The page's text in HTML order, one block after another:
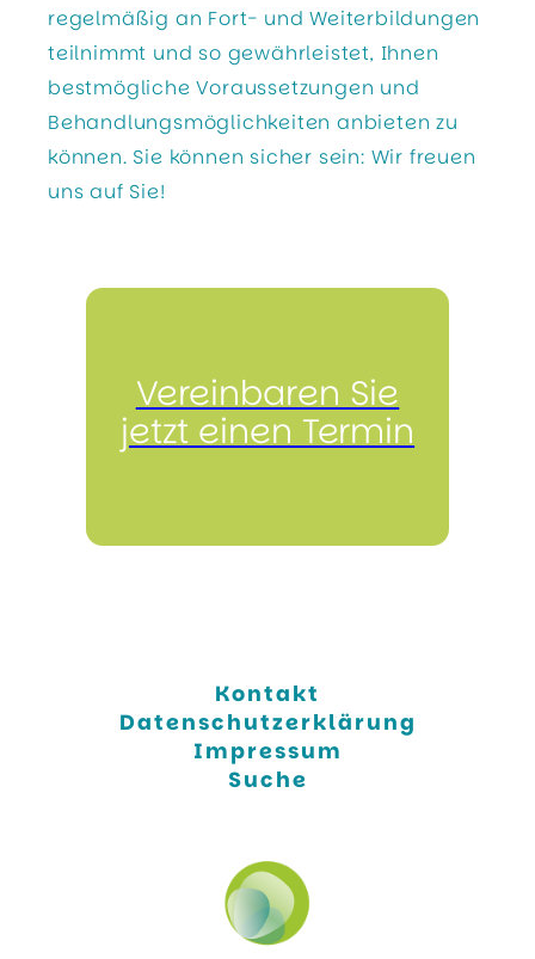
regelmäßig an Fort- und Weiterbildungen
teilnimmt und so gewährleistet, Ihnen
bestmögliche Voraussetzungen und
Behandlungsmöglichkeiten anbieten zu
können. Sie können sicher sein: Wir freuen
uns auf Sie!
Vereinbaren Sie
jetzt einen Termin
Kontakt
Datenschutzerklärung
Impressum
Suche